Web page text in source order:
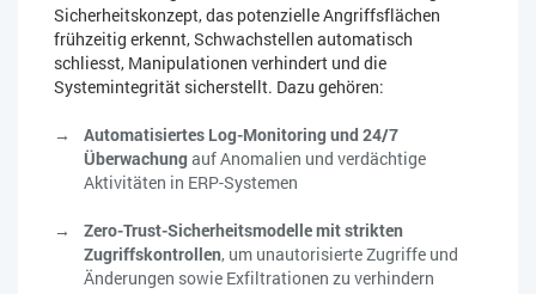
Sicherheitskonzept, das potenzielle Angriffsflächen
frühzeitig erkennt, Schwachstellen automatisch
schliesst, Manipulationen verhindert und die
Systemintegrität sicherstellt. Dazu gehören:
Automatisiertes Log-Monitoring und 24/7
Überwachung auf Anomalien und verdächtige
Aktivitäten in ERP-Systemen
Zero-Trust-Sicherheitsmodelle mit strikten
Zugriffskontrollen, um unautorisierte Zugriffe und
Änderungen sowie Exfiltrationen zu verhindern